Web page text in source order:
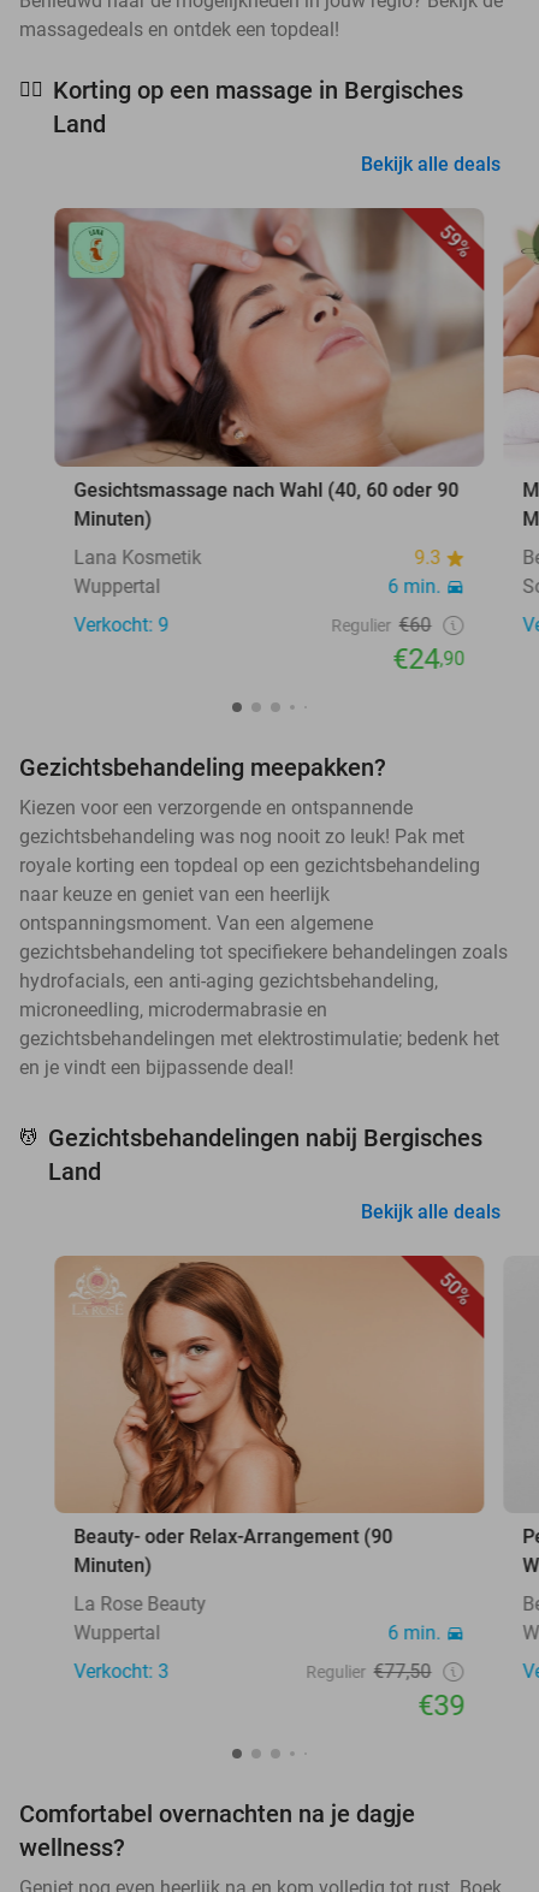
massagedeals en ontdek een topdeal!
💆‍♂️ Korting op een massage in Bergisches
Land
Bekijk alle deals
59%
Gesichtsmassage nach Wahl (40, 60 oder 90
Minuten)
Lana Kosmetik
9.3
Wuppertal
6 min.
Verkocht: 9
Regulier €60
€24,90
Gezichtsbehandeling meepakken?
Kiezen voor een verzorgende en ontspannende
gezichtsbehandeling was nog nooit zo leuk! Pak met
royale korting een topdeal op een gezichtsbehandeling
naar keuze en geniet van een heerlijk
ontspanningsmoment. Van een algemene
gezichtsbehandeling tot specifiekere behandelingen zoals
hydrofacials, een anti-aging gezichtsbehandeling,
microneedling, microdermabrasie en
gezichtsbehandelingen met elektrostimulatie; bedenk het
en je vindt een bijpassende deal!
💆 Gezichtsbehandelingen nabij Bergisches
Land
Bekijk alle deals
50%
Beauty- oder Relax-Arrangement (90
Minuten)
La Rose Beauty
Wuppertal
6 min.
Verkocht: 3
Regulier €77,50
€39
Comfortabel overnachten na je dagje
wellness?